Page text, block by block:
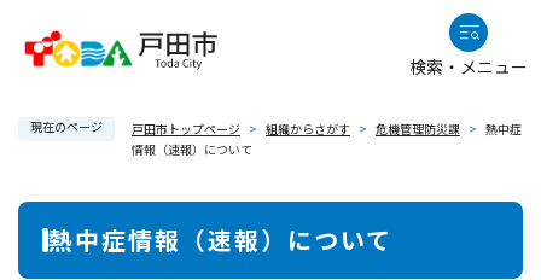
検索・メニュー
現在のページ 戸田市トップページ > 組織からさがす > 危機管理防災課 > 熱中症
情報（速報）について
本
熱中症情報（速報）について